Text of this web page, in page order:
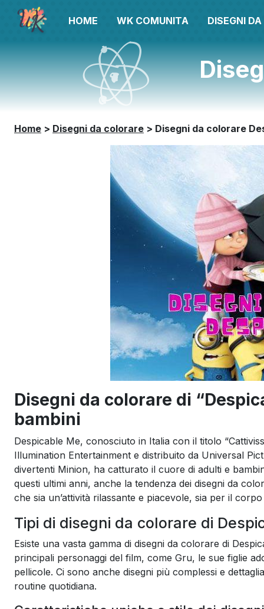
HOME WK COMUNITA DISEGNI
Home > Disegni da colorare > Disegni da colorare
Disegni da colorare di
bambini
Despicable Me, conosciuto in Italia con il titolo
Illumination Entertainment e distribuito da Universal
divertenti Minion, ha catturato il cuore di adulti e
questi ultimi anni, anche la tendenza dei disegni da
che sia un’attività rilassante e piacevole, sia per il
Tipi di disegni da colorare di
Esiste una vasta gamma di disegni da colorare di
principali personaggi del film, come Gru, le sue figlie
pellicole. Ci sono anche disegni più complessi e
routine quotidiana.